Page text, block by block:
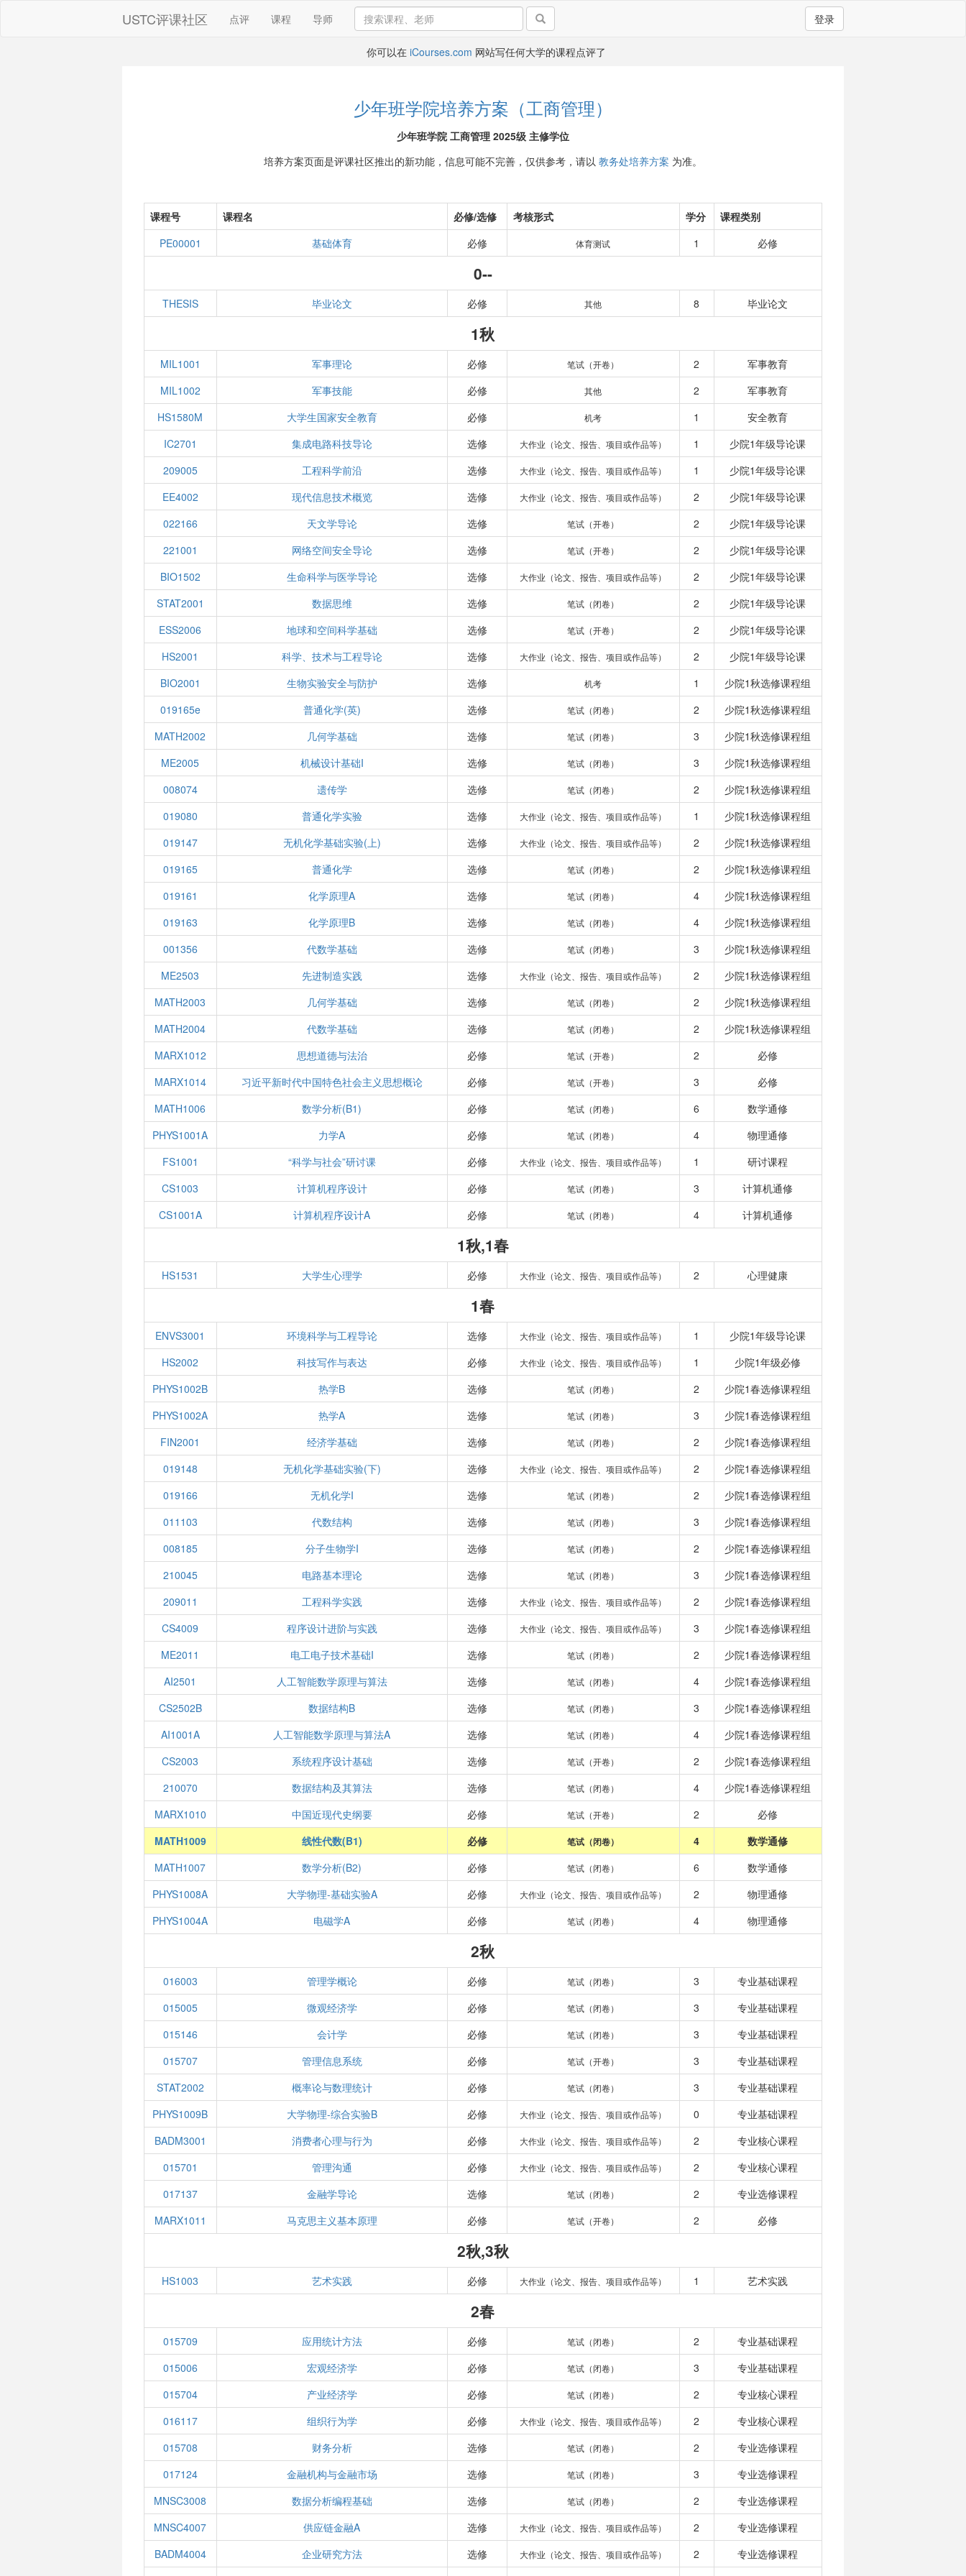
USTC评课社区 点评 课程 导师 登录
你可以在 iCourses.com 网站写任何大学的课程点评了
少年班学院培养方案（工商管理）
少年班学院 工商管理 2025级 主修学位
培养方案页面是评课社区推出的新功能，信息可能不完善，仅供参考，请以 教务处培养方案 为准。
课程号 课程名 必修/选修 考核形式 学分
课程类别
PE00001
基础体育 必修 体育测试 1 必修
0--
THESIS 毕业论文 必修 其他 8 毕业论文
1秋
MIL1001 军事理论 必修 笔试（开卷） 2
军事教育
MIL1002
军事技能 必修 其他 2
军事教育
HS1580M
大学生国家安全教育 必修 机考 1
安全教育
IC2701
集成电路科技导论 选修 大作业（论文、报告、项目或作品等） 1
少院1年级导论课
209005
工程科学前沿 选修 大作业（论文、报告、项目或作品等） 1
少院1年级导论课
EE4002
现代信息技术概览 选修 大作业（论文、报告、项目或作品等） 2
少院1年级导论课
022166
天文学导论 选修 笔试（开卷） 2
少院1年级导论课
221001
网络空间安全导论 选修 笔试（开卷） 2
少院1年级导论课
BIO1502
生命科学与医学导论 选修 大作业（论文、报告、项目或作品等） 2
少院1年级导论课
STAT2001
数据思维 选修 笔试（闭卷） 2
少院1年级导论课
ESS2006
地球和空间科学基础 选修 笔试（开卷） 2
少院1年级导论课
HS2001
科学、技术与工程导论 选修 大作业（论文、报告、项目或作品等） 2
少院1年级导论课
BIO2001
生物实验安全与防护 选修 机考 1
少院1秋选修课程组
019165e
普通化学(英) 选修 笔试（闭卷） 2
少院1秋选修课程组
MATH2002
几何学基础 选修 笔试（闭卷） 3
少院1秋选修课程组
ME2005
机械设计基础I 选修 笔试（闭卷） 3
少院1秋选修课程组
008074
遗传学 选修 笔试（闭卷） 2
少院1秋选修课程组
019080
普通化学实验 选修 大作业（论文、报告、项目或作品等） 1
少院1秋选修课程组
019147
无机化学基础实验(上) 选修 大作业（论文、报告、项目或作品等） 2
少院1秋选修课程组
019165
普通化学 选修 笔试（闭卷） 2
少院1秋选修课程组
019161
化学原理A 选修 笔试（闭卷） 4
少院1秋选修课程组
019163
化学原理B 选修 笔试（闭卷） 4
少院1秋选修课程组
001356
代数学基础 选修 笔试（闭卷） 3
少院1秋选修课程组
ME2503
先进制造实践 选修 大作业（论文、报告、项目或作品等） 2
少院1秋选修课程组
MATH2003
几何学基础 选修 笔试（闭卷） 2
少院1秋选修课程组
MATH2004
代数学基础 选修 笔试（闭卷） 2
少院1秋选修课程组
MARX1012
思想道德与法治 必修 笔试（开卷） 2
必修
MARX1014
习近平新时代中国特色社会主义思想概论 必修 笔试（开卷） 3
必修
MATH1006
数学分析(B1) 必修 笔试（闭卷） 6
数学通修
PHYS1001A
力学A 必修 笔试（闭卷） 4
物理通修
FS1001
“科学与社会”研讨课 必修 大作业（论文、报告、项目或作品等） 1
研讨课程
CS1003
计算机程序设计 必修 笔试（闭卷） 3
计算机通修
CS1001A
计算机程序设计A 必修 笔试（闭卷） 4 计算机通修
1秋,1春
HS1531 大学生心理学 必修 大作业（论文、报告、项目或作品等） 2 心理健康
1春
ENVS3001 环境科学与工程导论 选修 大作业（论文、报告、项目或作品等） 1
少院1年级导论课
HS2002
科技写作与表达 必修 大作业（论文、报告、项目或作品等） 1
少院1年级必修
PHYS1002B
热学B 选修 笔试（闭卷） 2
少院1春选修课程组
PHYS1002A
热学A 选修 笔试（闭卷） 3
少院1春选修课程组
FIN2001
经济学基础 选修 笔试（闭卷） 2
少院1春选修课程组
019148
无机化学基础实验(下) 选修 大作业（论文、报告、项目或作品等） 2
少院1春选修课程组
019166
无机化学I 选修 笔试（闭卷） 2
少院1春选修课程组
011103
代数结构 选修 笔试（闭卷） 3
少院1春选修课程组
008185
分子生物学I 选修 笔试（闭卷） 2
少院1春选修课程组
210045
电路基本理论 选修 笔试（闭卷） 3
少院1春选修课程组
209011
工程科学实践 选修 大作业（论文、报告、项目或作品等） 2
少院1春选修课程组
CS4009
程序设计进阶与实践 选修 大作业（论文、报告、项目或作品等） 3
少院1春选修课程组
ME2011
电工电子技术基础I 选修 笔试（闭卷） 2
少院1春选修课程组
AI2501
人工智能数学原理与算法 选修 笔试（闭卷） 4
少院1春选修课程组
CS2502B
数据结构B 选修 笔试（闭卷） 3
少院1春选修课程组
AI1001A
人工智能数学原理与算法A 选修 笔试（闭卷） 4
少院1春选修课程组
CS2003
系统程序设计基础 选修 笔试（开卷） 2
少院1春选修课程组
210070
数据结构及其算法 选修 笔试（闭卷） 4
少院1春选修课程组
MARX1010
中国近现代史纲要 必修 笔试（开卷） 2
必修
MATH1009
线性代数(B1) 必修 笔试（闭卷） 4
数学通修
MATH1007
数学分析(B2) 必修 笔试（闭卷） 6
数学通修
PHYS1008A
大学物理-基础实验A 必修 大作业（论文、报告、项目或作品等） 2
物理通修
PHYS1004A
电磁学A 必修 笔试（闭卷） 4 物理通修
2秋
016003 管理学概论 必修 笔试（闭卷） 3
专业基础课程
015005
微观经济学 必修 笔试（闭卷） 3
专业基础课程
015146
会计学 必修 笔试（闭卷） 3
专业基础课程
015707
管理信息系统 必修 笔试（开卷） 3
专业基础课程
STAT2002
概率论与数理统计 必修 笔试（闭卷） 3
专业基础课程
PHYS1009B
大学物理-综合实验B 必修 大作业（论文、报告、项目或作品等） 0
专业基础课程
BADM3001
消费者心理与行为 必修 大作业（论文、报告、项目或作品等） 2
专业核心课程
015701
管理沟通 必修 大作业（论文、报告、项目或作品等） 2
专业核心课程
017137
金融学导论 选修 笔试（闭卷） 2
专业选修课程
MARX1011
马克思主义基本原理 必修 笔试（开卷） 2 必修
2秋,3秋
HS1003 艺术实践 必修 大作业（论文、报告、项目或作品等） 1 艺术实践
2春
015709 应用统计方法 必修 笔试（闭卷） 2
专业基础课程
015006
宏观经济学 必修 笔试（闭卷） 3
专业基础课程
015704
产业经济学 必修 笔试（闭卷） 2
专业核心课程
016117
组织行为学 必修 大作业（论文、报告、项目或作品等） 2
专业核心课程
015708
财务分析 选修 笔试（闭卷） 2
专业选修课程
017124
金融机构与金融市场 选修 笔试（闭卷） 3
专业选修课程
MNSC3008
数据分析编程基础 选修 笔试（闭卷） 2
专业选修课程
MNSC4007
供应链金融A 选修 大作业（论文、报告、项目或作品等） 2
专业选修课程
BADM4004
企业研究方法 选修 大作业（论文、报告、项目或作品等） 2
专业选修课程